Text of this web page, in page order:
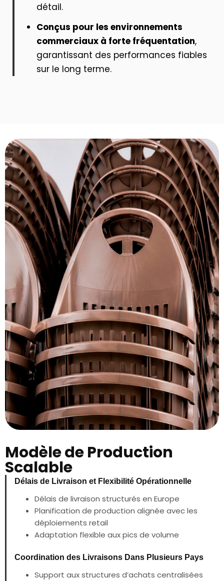
détail.
Conçus pour les environnements
commerciaux à forte fréquentation,
garantissant des performances fiables
sur le long terme.
Modèle de Production
Scalable
Délais de Livraison et Flexibilité Opérationnelle
Délais de livraison structurés en Europe
Planification de production alignée avec les
déploiements retail
Adaptation flexible aux pics de volume
Coordination des Livraisons Dans Plusieurs Pays
Support aux structures d’achats centralisées